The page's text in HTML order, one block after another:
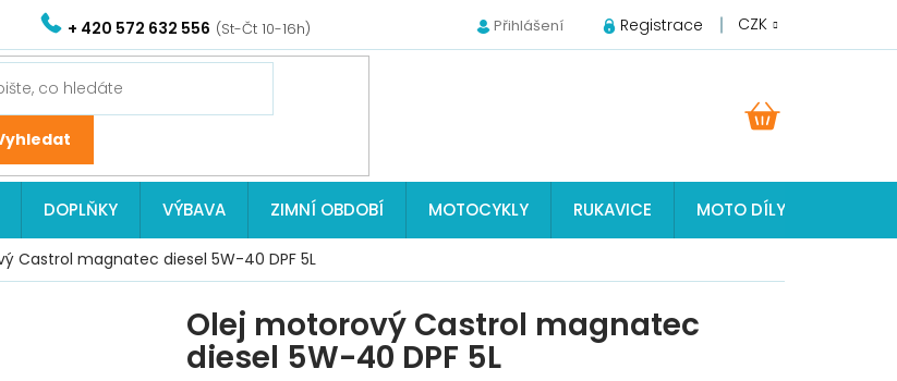
+ 420 572 632 556 CZK
Přihlášení Registrace
DOPLŇKY VÝBAVA ZIMNÍ OBDOBÍ MOTOCYKLY RUKAVICE MOTO DÍLY JAWA, ČZ,
Castrol magnatec diesel 5W-40 DPF 5L
Olej motorový Castrol magnatec
diesel 5W-40 DPF 5L